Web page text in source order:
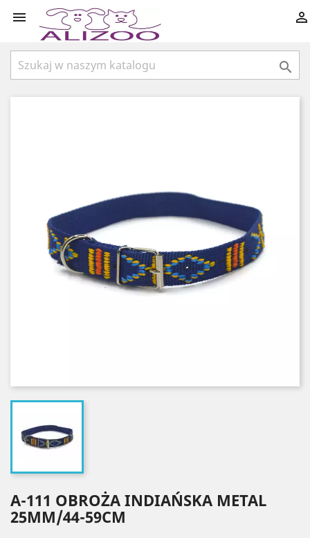
 

A-111 OBROŻA INDIAŃSKA METAL
25MM/44-59CM